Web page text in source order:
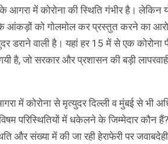
आगरा में कोरोना की स्थिति गंभीर है। लेकिन
को गोलमोल कर प्रस्तुत करने का
डराने वाली है। यहां हर 15 में से एक
है, जो सरकार और प्रशासन की बड़ी
में कोरोना से मृत्युदर दिल्ली व मुंबई से भी
परिस्थितियों में धकेलने के जिम्मेदार कौन
और संख्या में की जा रही हेराफेरी पर